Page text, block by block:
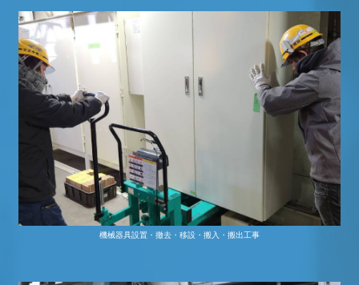
機械器具設置・撤去・移設・搬入・搬出工事